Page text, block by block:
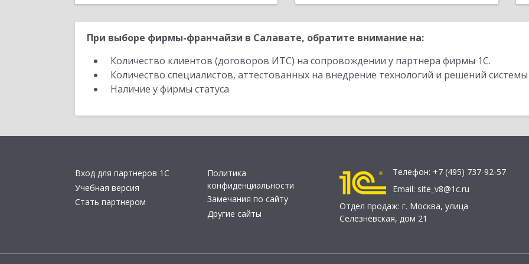
При выборе фирмы-франчайзи в Салавате, обратите внимание на:
Количество клиентов (договоров ИТС) на сопровождении у партнера фирмы 1С.
Количество специалистов, аттестованных на внедрение технологий и решений
Наличие у фирмы статуса
Вход для партнеров 1С
Учебная версия
Стать партнером
Политика
конфиденциальности
Замечания по сайту
Другие сайты
Телефон: +7 (495) 737-92-57
Email: site_v8@1c.ru
Отдел продаж: г. Москва, улица
Селезнёвская, дом 21